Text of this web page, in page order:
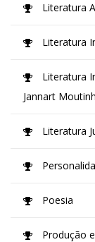
Literatura
Literatura
Literatura
Jannart
Literatura
Poesia
Produção